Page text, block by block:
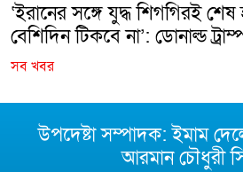
‘ইরানের সঙ্গে যুদ্ধ শিগগিরই
বেশিদিন টিকবে না’: ডোনাল্ড
সব খবর
উপদেষ্টা সম্পাদক: ইমাম
আরমান চৌধুরী